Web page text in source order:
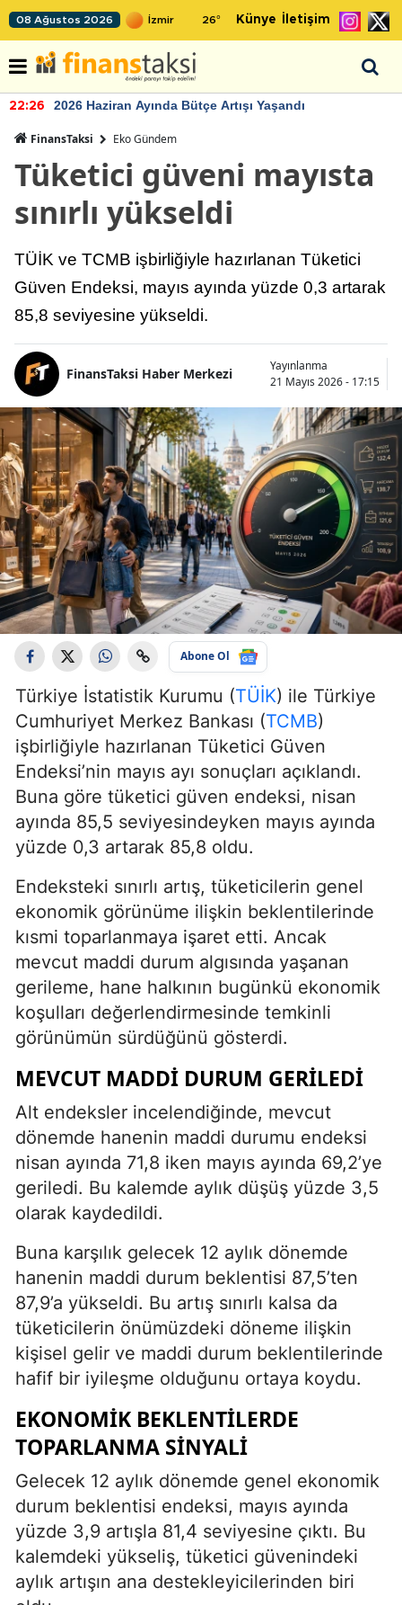
08 Ağustos 2026 26° Künye İletişim
22:26 2026 Haziran Ayında Bütçe Artışı Yaşandı
FinansTaksi Eko Gündem
Tüketici güveni mayısta
sınırlı yükseldi
TÜİK ve TCMB işbirliğiyle hazırlanan Tüketici
Güven Endeksi, mayıs ayında yüzde 0,3 artarak
85,8 seviyesine yükseldi.
FinansTaksi Haber Merkezi
Yayınlanma
21 Mayıs 2026 - 17:15
Abone Ol
Türkiye İstatistik Kurumu (TÜİK) ile Türkiye
Cumhuriyet Merkez Bankası (TCMB)
işbirliğiyle hazırlanan Tüketici Güven
Endeksi’nin mayıs ayı sonuçları açıklandı.
Buna göre tüketici güven endeksi, nisan
ayında 85,5 seviyesindeyken mayıs ayında
yüzde 0,3 artarak 85,8 oldu.
Endeksteki sınırlı artış, tüketicilerin genel
ekonomik görünüme ilişkin beklentilerinde
kısmi toparlanmaya işaret etti. Ancak
mevcut maddi durum algısında yaşanan
gerileme, hane halkının bugünkü ekonomik
koşulları değerlendirmesinde temkinli
görünümün sürdüğünü gösterdi.
MEVCUT MADDI DURUM GERILEDI
Alt endeksler incelendiğinde, mevcut
dönemde hanenin maddi durumu endeksi
nisan ayında 71,8 iken mayıs ayında 69,2’ye
geriledi. Bu kalemde aylık düşüş yüzde 3,5
olarak kaydedildi.
Buna karşılık gelecek 12 aylık dönemde
hanenin maddi durum beklentisi 87,5’ten
87,9’a yükseldi. Bu artış sınırlı kalsa da
tüketicilerin önümüzdeki döneme ilişkin
kişisel gelir ve maddi durum beklentilerinde
hafif bir iyileşme olduğunu ortaya koydu.
EKONOMIK BEKLENTILERDE
TOPARLANMA SINYALI
Gelecek 12 aylık dönemde genel ekonomik
durum beklentisi endeksi, mayıs ayında
yüzde 3,9 artışla 81,4 seviyesine çıktı. Bu
kalemdeki yükseliş, tüketici güvenindeki
aylık artışın ana destekleyicilerinden biri